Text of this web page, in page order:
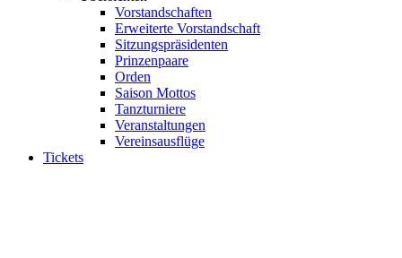
Vorstandschaften
Erweiterte Vorstandschaft
Sitzungspräsidenten
Prinzenpaare
Orden
Saison Mottos
Tanzturniere
Veranstaltungen
Vereinsausflüge
Tickets